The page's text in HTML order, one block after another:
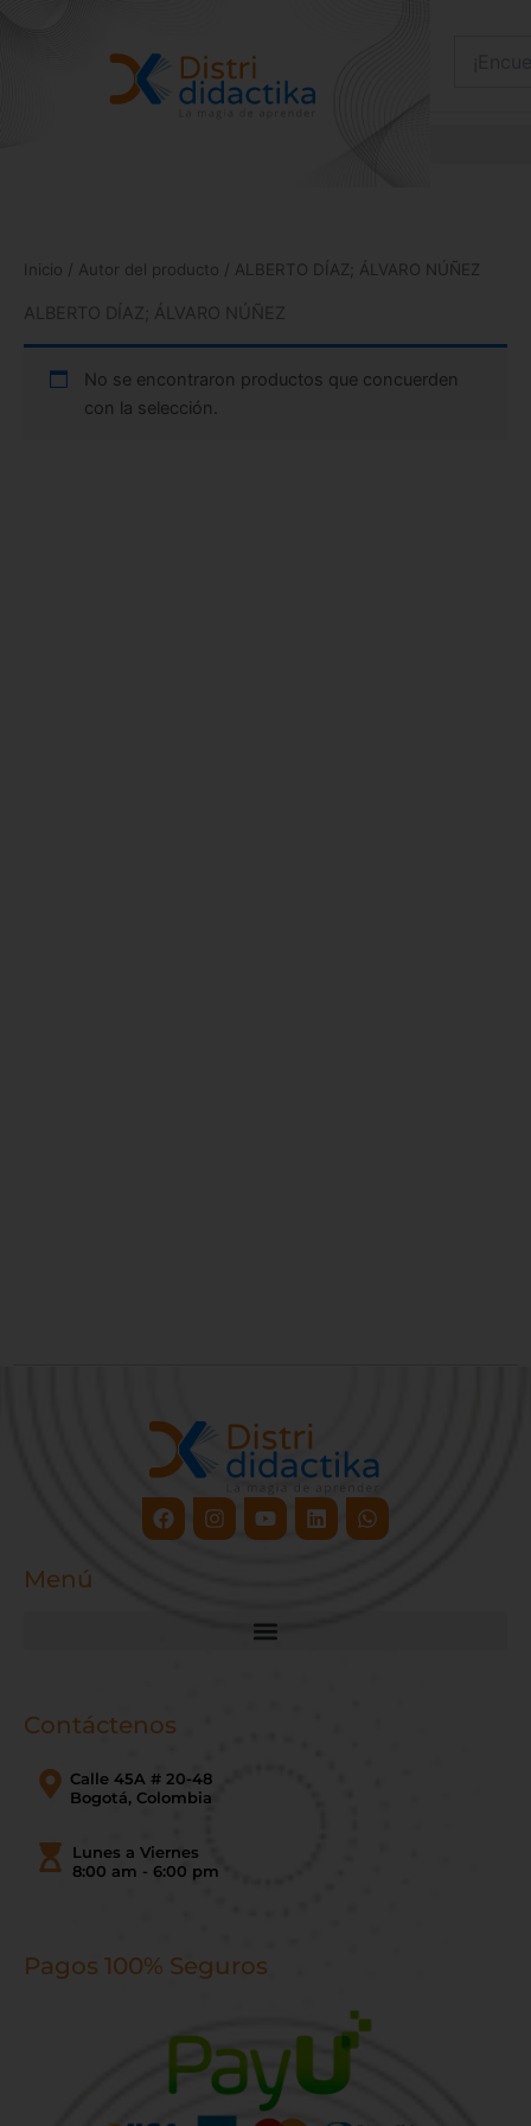
Inicio / Autor del producto / ALBERTO DÍAZ; ÁLVARO NÚÑEZ
ALBERTO DÍAZ; ÁLVARO NÚÑEZ
No se encontraron productos que concuerden
con la selección.
FacebookInstagram
YoutubeLinkedinWhatsapp
Menú
Contáctenos
Calle 45A # 20-48
Bogotá, Colombia
Lunes a Viernes
8:00 am - 6:00 pm
Pagos 100% Seguros